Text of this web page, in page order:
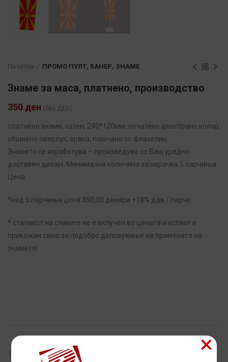
Почетна ПРОМО ПУЛТ, БАНЕР, ЗНАМЕ
Знаме за маса, платнено, производство
350 ден (без ДДВ)
платнено знаме, сатен, 240*120мм, печатено двострано колор,
обшиено оверлук, врвка, појачано со флазелин
Знамето се изработува – произведува со Ваш уредно
доставен дизајн. Минимална количина за нарачка 5 парчиња
Цена:
*над 5 парчиња цена 350,00 денари +18% ддв / парче
* сталакот на сликите не е вклучен во цената и истиот е
прикажан само за подобро доловување на примената на
знамето!
ДОСТАПНИ ПО НАРАЧКА: НЕМА ИНФОРМАЦИИ
×